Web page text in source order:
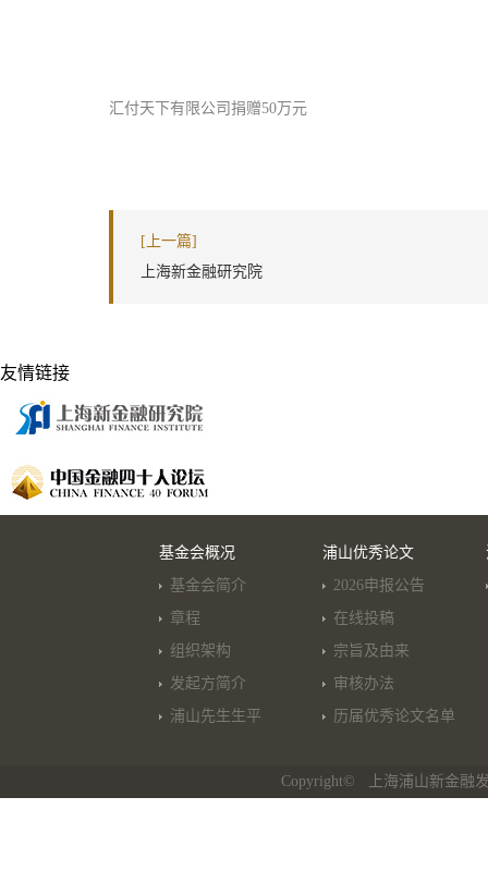
汇付天下有限公司捐赠50万元
[上一篇]
上海新金融研究院
友情链接
基金会概况
基金会简介
章程
组织架构
发起方简介
浦山先生生平
浦山优秀论文
2026申报公告
在线投稿
宗旨及由来
审核办法
历届优秀论文名单
Copyright© 上海浦山新金融